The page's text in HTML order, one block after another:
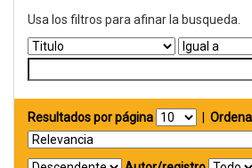
Usa los filtros para afinar la busqueda.
Resultados por página